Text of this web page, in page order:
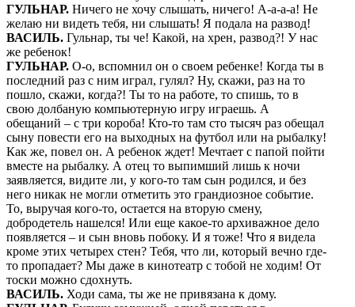
ГУЛЬНАР. Ничего не хочу слышать, ничего! А-а-а-а! Не
желаю ни видеть тебя, ни слышать! Я подала на развод!
ВАСИЛЬ. Гульнар, ты че! Какой, на хрен, развод?! У нас
же ребенок!
ГУЛЬНАР. О-о, вспомнил он о своем ребенке! Когда ты в
последний раз с ним играл, гулял? Ну, скажи, раз на то
пошло, скажи, когда?! Ты то на работе, то спишь, то в
свою долбаную компьютерную игру играешь. А
обещаний – с три короба! Кто-то там сто тысяч раз обещал
сыну повести его на выходных на футбол или на рыбалку!
Как же, повел он. А ребенок ждет! Мечтает с папой пойти
вместе на рыбалку. А отец то выпимший лишь к ночи
заявляется, видите ли, у кого-то там сын родился, и без
него никак не могли отметить это грандиозное событие.
То, выручая кого-то, остается на вторую смену,
добродетель нашелся! Или еще какое-то архиважное дело
появляется – и сын вновь побоку. И я тоже! Что я видела
кроме этих четырех стен? Тебя, что ли, который вечно где-
то пропадает? Мы даже в кинотеатр с тобой не ходим! От
тоски можно сдохнуть.
ВАСИЛЬ. Ходи сама, ты же не привязана к дому.